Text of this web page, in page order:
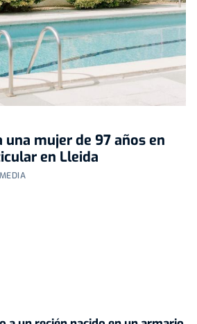
una mujer de 97 años en
en Lleida